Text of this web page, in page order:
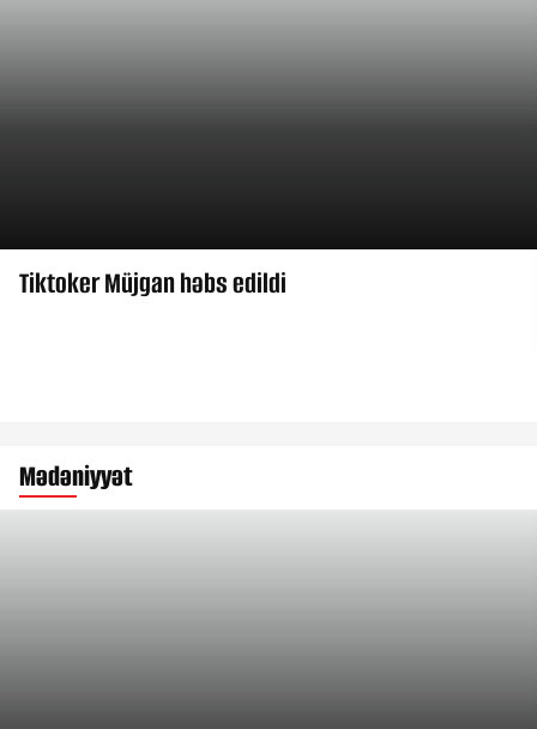
Tiktoker Müjgan həbs edildi
Mədəniyyət